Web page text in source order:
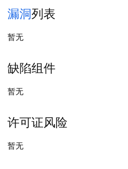
漏洞列表
暂无
缺陷组件
暂无
许可证风险
暂无